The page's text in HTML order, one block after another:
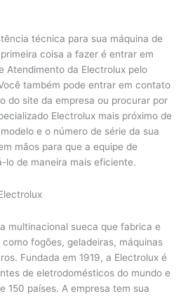
técnica para sua máquina de
coisa a fazer é entrar em
Atendimento da Electrolux pelo
também pode entrar em contato
do site da empresa ou procurar por
Electrolux mais próximo de
e o número de série da sua
mãos para que a equipe de
lo de maneira mais eficiente.
multinacional sueca que fabrica e
fogões, geladeiras, máquinas
Fundada em 1919, a Electrolux é
de eletrodomésticos do mundo e
150 países. A empresa tem sua